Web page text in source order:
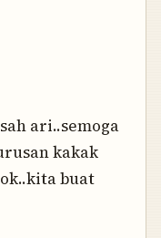
ari..semoga
kakak
buat